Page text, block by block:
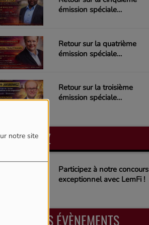
notre site
émission spéciale
Retour sur la quatrième
émission spéciale
Retour sur la troisième
émission spéciale
Participez à notre concours
exceptionnel avec LemFi !
PROCHAINS ÉVÈNEMENTS